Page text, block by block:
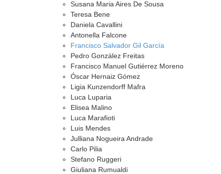
Susana Maria Aires De Sousa
Teresa Bene
Daniela Cavallini
Antonella Falcone
Francisco Salvador Gil García
Pedro González Freitas
Francisco Manuel Gutiérrez Moreno
Óscar Hernaiz Gómez
Ligia Kunzendorff Mafra
Luca Luparia
Elisea Malino
Luca Marafioti
Luis Mendes
Julliana Nogueira Andrade
Carlo Pilia
Stefano Ruggeri
Giuliana Rumualdi